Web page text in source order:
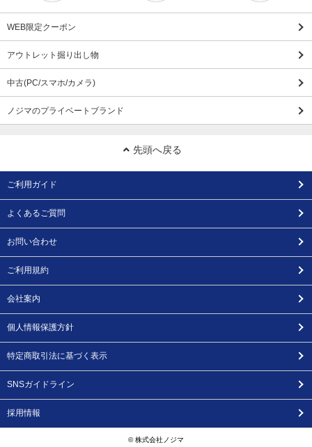
WEB限定クーポン
アウトレット掘り出し物
中古(PC/スマホ/カメラ)
ノジマのプライベートブランド
先頭へ戻る
ご利用ガイド
よくあるご質問
お問い合わせ
ご利用規約
会社案内
個人情報保護方針
特定商取引法に基づく表示
SNSガイドライン
採用情報
© 株式会社ノジマ